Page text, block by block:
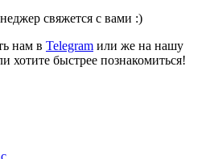
свяжется с вами :)
нам в Telegram или же на нашу
хотите быстрее познакомиться!